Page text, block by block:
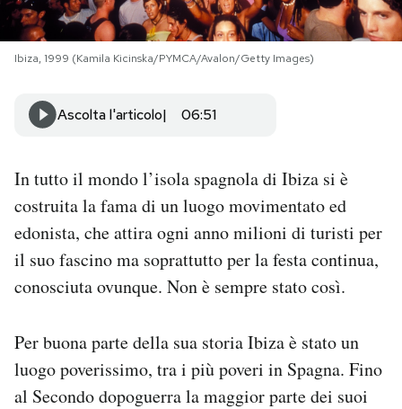
I MIEI PREFERITI
SHOP
AREA PERSONALE
Area Personale
Newsletter
Hai bisogno di aiuto?
Esci
Ibiza, 1999 (Kamila Kicinska/PYMCA/Avalon/Getty Images)
Ascolta l'articolo 06:51
In tutto il mondo l’isola spagnola di Ibiza si è
costruita la fama di un luogo movimentato ed
edonista, che attira ogni anno milioni di turisti per
il suo fascino ma soprattutto per la festa continua,
conosciuta ovunque. Non è sempre stato così.
Per buona parte della sua storia Ibiza è stato un
luogo poverissimo, tra i più poveri in Spagna. Fino
al Secondo dopoguerra la maggior parte dei suoi